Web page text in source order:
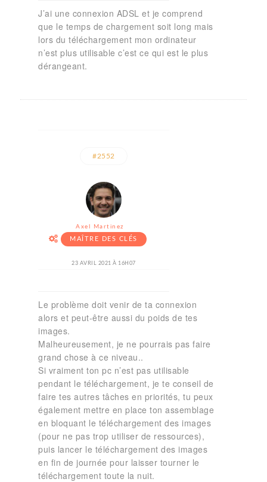
J’ai une connexion ADSL et je comprend
que le temps de chargement soit long mais
lors du téléchargement mon ordinateur
n’est plus utilisable c’est ce qui est le plus
dérangeant.
#2552
Axel Martinez
MAÎTRE DES CLÉS
23 AVRIL 2021 À 16H07
Le problème doit venir de ta connexion
alors et peut-être aussi du poids de tes
images.
Malheureusement, je ne pourrais pas faire
grand chose à ce niveau..
Si vraiment ton pc n’est pas utilisable
pendant le téléchargement, je te conseil de
faire tes autres tâches en priorités, tu peux
également mettre en place ton assemblage
en bloquant le téléchargement des images
(pour ne pas trop utiliser de ressources),
puis lancer le téléchargement des images
en fin de journée pour laisser tourner le
téléchargement toute la nuit.